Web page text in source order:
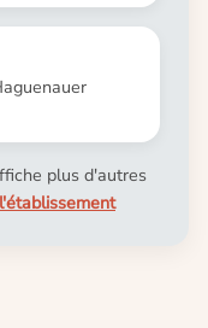
plus d'autres